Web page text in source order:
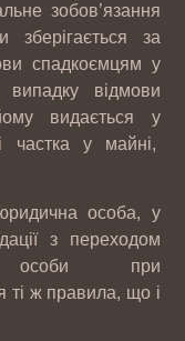
зобов’язання
зберігається за
спадкоємцям у
відмови
видається у
частка у майні,
особа, у
з переходом
особи при
ті ж правила, що і